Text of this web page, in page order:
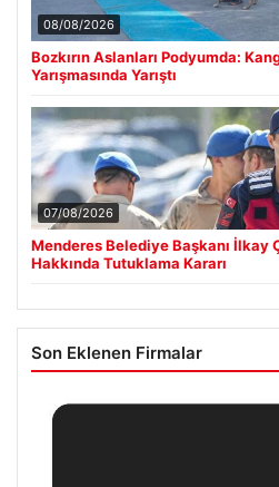
08/08/2026
Bozkırın Aslanları Podyumda:
Yarışmasında Yarıştı
07/08/2026
Menderes Belediye Başkanı İlkay
Hakkında Tutuklama Kararı
Son Eklenen Firmalar